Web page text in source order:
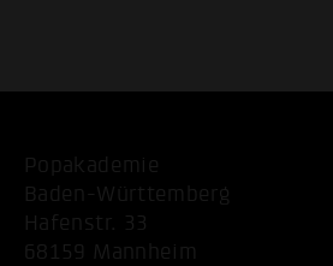
Popakademie
Baden-Württemberg
Hafenstr. 33
68159 Mannheim